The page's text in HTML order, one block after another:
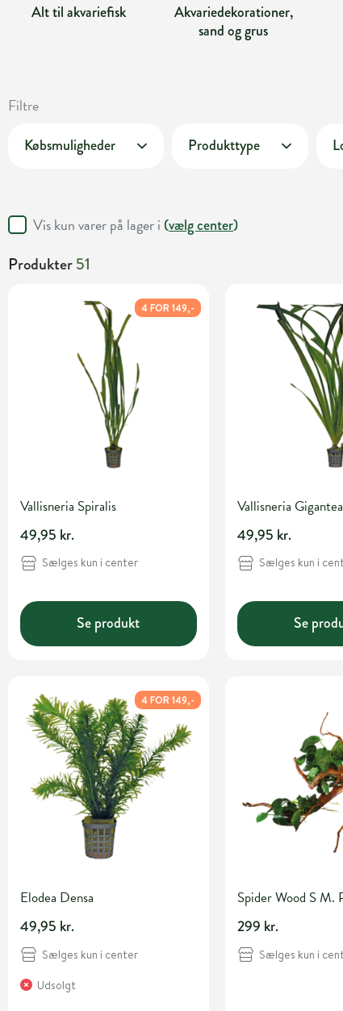
Alt til akvariefisk
Akvariedekorationer,
sand og grus
Filtre
Købsmuligheder Produkttype
Vis kun varer på lager i (vælg center)
Produkter51
4 FOR 149,-
Vallisneria Spiralis
49,95 kr.
Sælges kun i center
Se produkt
Vallisneria Gigantea
49,95 kr.
Sælges kun i
Se
4 FOR 149,-
Elodea Densa
49,95 kr.
Sælges kun i center
Udsolgt
Spider Wood S M.
299 kr.
Sælges kun i